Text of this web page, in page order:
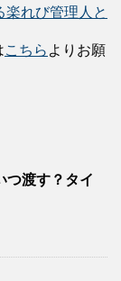
楽れび管理人と
こちら よりお願
つ渡す？タイ